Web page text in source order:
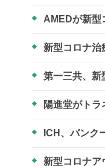
AMEDが新型
新型コロナ
第一三共、
陽進堂がト
ICH、バン
新型コロナ